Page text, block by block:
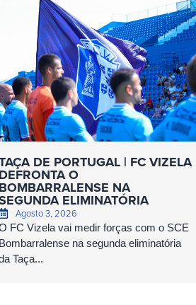
DE PORTUGAL | FC VIZELA
DEFRONTA O
BOMBARRALENSE NA
ELIMINATÓRIA
Agosto 3, 2026
FC Vizela vai medir forças com o SCE
Bombarralense na segunda eliminatória
Taça...